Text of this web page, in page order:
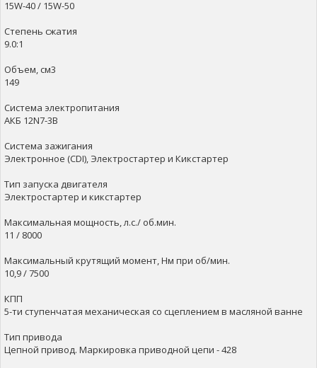
15W-40 / 15W-50
Степень сжатия
9.0:1
Объем, см3
149
Система электропитания
АКБ 12N7-3B
Система зажигания
Электронное (CDI), Электростартер и Кикстартер
Тип запуска двигателя
Электростартер и кикстартер
Максимальная мощность, л.с./ об.мин.
11 / 8000
Максимальный крутящий момент, Нм при об/мин.
10,9 / 7500
КПП
5-ти ступенчатая механическая со сцеплением в масляной ванне
Тип привода
Цепной привод. Маркировка приводной цепи - 428